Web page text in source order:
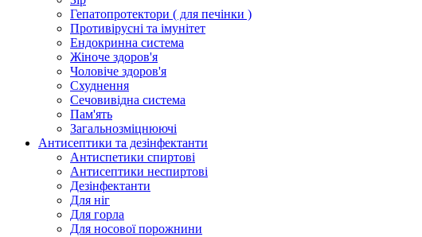
Гепатопротектори ( для печінки )
Противірусні та імунітет
Ендокринна система
Жіноче здоров'я
Чоловіче здоров'я
Схуднення
Сечовивідна система
Пам'ять
Загальнозміцнюючі
Антисептики та дезінфектанти
Антиспетики спиртові
Антисептики неспиртові
Дезінфектанти
Для ніг
Для горла
Для носової порожнини